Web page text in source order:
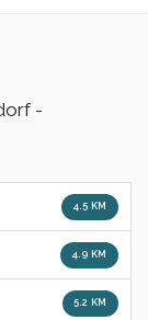
-
4.5 KM
4.9 KM
5.2 KM